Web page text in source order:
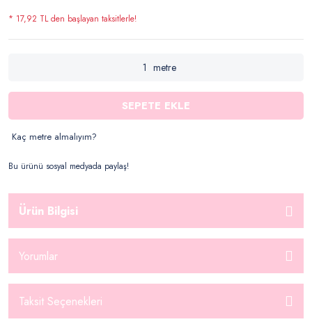
* 17,92 TL den başlayan taksitlerle!
metre
SEPETE EKLE
Kaç metre almalıyım?
Bu ürünü sosyal medyada paylaş!
Ürün Bilgisi
Yorumlar
Taksit Seçenekleri